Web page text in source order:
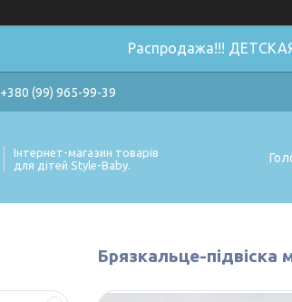
Распродажа!!!
+380 (99) 965-99-39
Інтернет-магазин товарів
для дітей Style-Baby.
Брязкальце-підвіска